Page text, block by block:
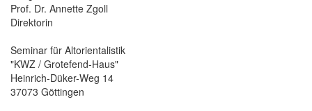
Prof. Dr. Annette Zgoll
Direktorin
Seminar für Altorientalistik
"KWZ / Grotefend-Haus"
Heinrich-Düker-Weg 14
37073 Göttingen